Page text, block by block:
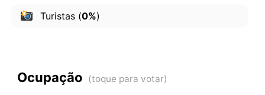
Turistas(0%)
Ocupação